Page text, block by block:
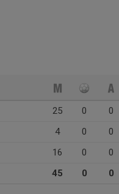
25 0 0
4 0 0
16 0 0
45 0 0